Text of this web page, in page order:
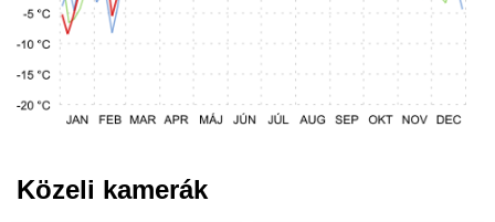
Közeli kamerák